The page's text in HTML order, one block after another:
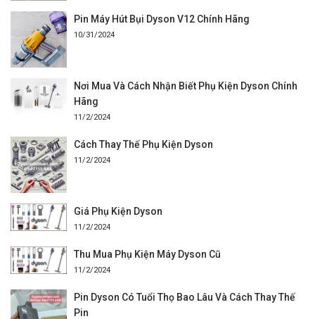
Pin Máy Hút Bụi Dyson V12 Chính Hãng
10/31/2024
Nơi Mua Và Cách Nhận Biết Phụ Kiện Dyson Chính
Hãng
11/2/2024
Cách Thay Thế Phụ Kiện Dyson
11/2/2024
Giá Phụ Kiện Dyson
11/2/2024
Thu Mua Phụ Kiện Máy Dyson Cũ
11/2/2024
Pin Dyson Có Tuổi Thọ Bao Lâu Và Cách Thay Thế
Pin